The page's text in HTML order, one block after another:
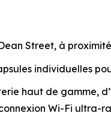
Street, à
individuelles
haut de gamme,
Wi-Fi ultra-